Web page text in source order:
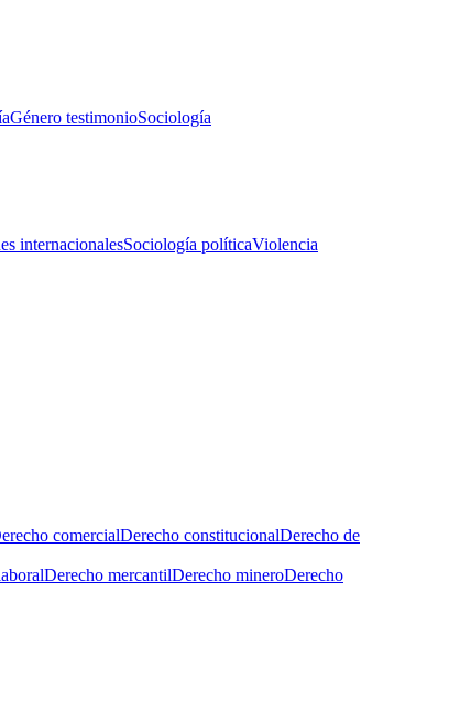
Género testimonioSociología
internacionalesSociología políticaViolencia
comercialDerecho constitucionalDerecho de
Derecho mercantilDerecho mineroDerecho